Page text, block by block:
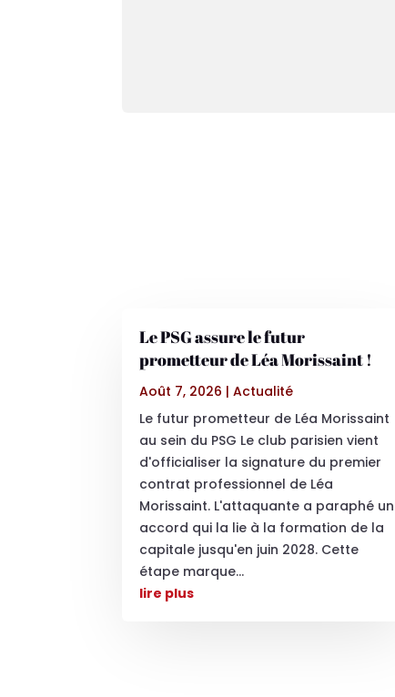
Le PSG assure le futur
prometteur de Léa Morissaint !
Août 7, 2026 |Actualité
Le futur prometteur de Léa Morissaint
au sein du PSG Le club parisien vient
d'officialiser la signature du premier
contrat professionnel de Léa
Morissaint. L'attaquante a paraphé un
accord qui la lie à la formation de la
capitale jusqu'en juin 2028. Cette
étape marque...
lire plus